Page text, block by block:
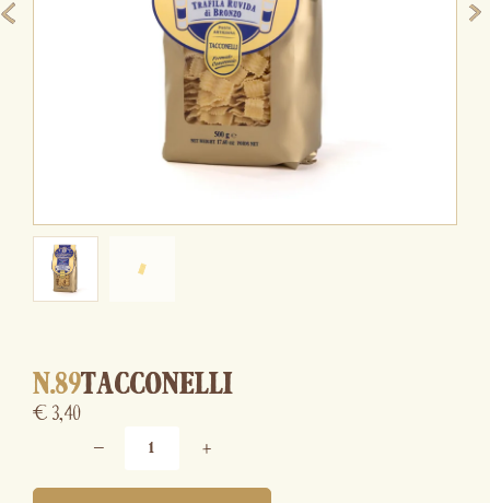
N.89TACCONELLI
€ 3,40
− +